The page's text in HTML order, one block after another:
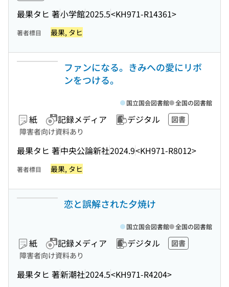
最果タヒ 著小学館2025.5<KH971-R14361>
著者標目 最果, タヒ
ファンになる。きみへの愛にリボ
ンをつける。
紙 記録メディア デジタル
図書
障害者向け資料あり
最果タヒ 著中央公論新社2024.9<KH971-R8012>
国立国会図書館 全国の図書館
著者標目 最果, タヒ
恋と誤解された夕焼け
紙 記録メディア デジタル
図書
障害者向け資料あり
最果タヒ 著新潮社2024.5<KH971-R4204>
国立国会図書館 全国の図書館